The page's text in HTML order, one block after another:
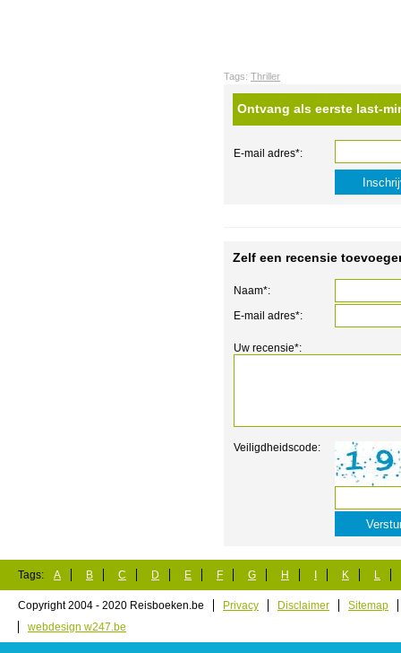
Tags: Thriller
Ontvang als eerste last-
E-mail adres*:
Zelf een recensie
Naam*:
E-mail adres*:
Uw recensie*:
Veiligdheidscode:
Tags: A B C D E F G H K L
Copyright 2004 - 2020 Reisboeken.be Privacy Disclaimer
Sitemap
webdesign w247.be